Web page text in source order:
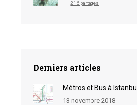
216 partages
Derniers articles
Métros et Bus à Istanbul
13 novembre 2018